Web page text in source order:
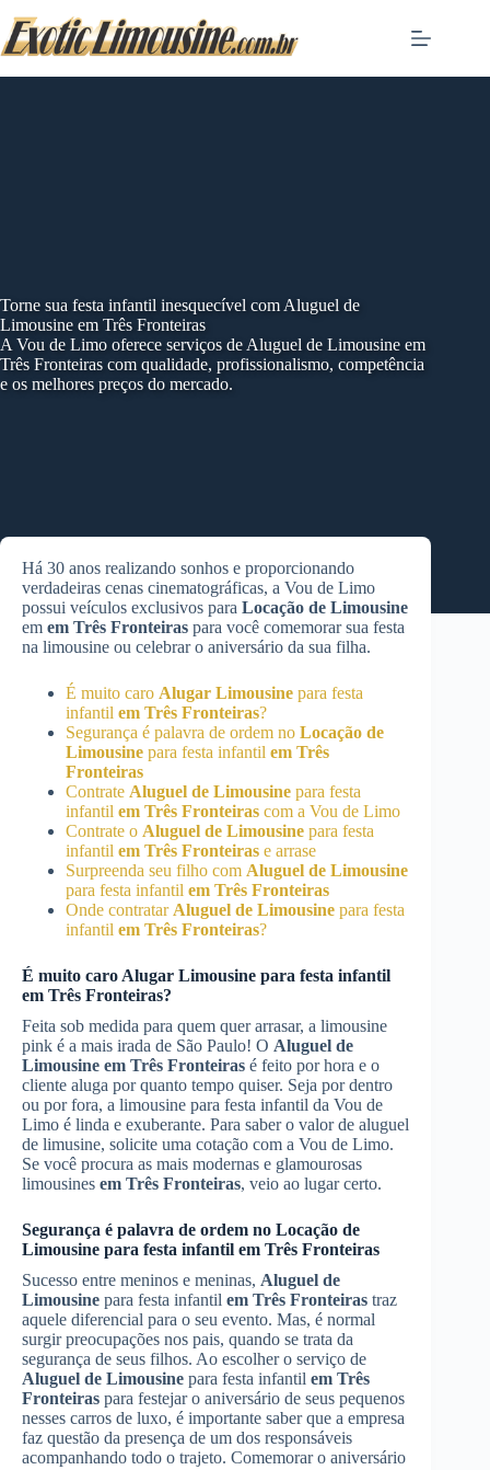
to
content
Torne sua festa infantil inesquecível com Aluguel de
Limousine em Três Fronteiras
A Vou de Limo oferece serviços de Aluguel de Limousine em
Três Fronteiras com qualidade, profissionalismo, competência
e os melhores preços do mercado.
Há 30 anos realizando sonhos e proporcionando
verdadeiras cenas cinematográficas, a Vou de Limo
possui veículos exclusivos para Locação de Limousine
em em Três Fronteiras para você comemorar sua festa
na limousine ou celebrar o aniversário da sua filha.
É muito caro Alugar Limousine para festa
infantil em Três Fronteiras?
Segurança é palavra de ordem no Locação de
Limousine para festa infantil em Três
Fronteiras
Contrate Aluguel de Limousine para festa
infantil em Três Fronteiras com a Vou de Limo
Contrate o Aluguel de Limousine para festa
infantil em Três Fronteiras e arrase
Surpreenda seu filho com Aluguel de Limousine
para festa infantil em Três Fronteiras
Onde contratar Aluguel de Limousine para festa
infantil em Três Fronteiras?
É muito caro Alugar Limousine para festa infantil
em Três Fronteiras?
Feita sob medida para quem quer arrasar, a limousine
pink é a mais irada de São Paulo! O Aluguel de
Limousine em Três Fronteiras é feito por hora e o
cliente aluga por quanto tempo quiser. Seja por dentro
ou por fora, a limousine para festa infantil da Vou de
Limo é linda e exuberante. Para saber o valor de aluguel
de limusine, solicite uma cotação com a Vou de Limo.
Se você procura as mais modernas e glamourosas
limousines em Três Fronteiras, veio ao lugar certo.
Segurança é palavra de ordem no Locação de
Limousine para festa infantil em Três Fronteiras
Sucesso entre meninos e meninas, Aluguel de
Limousine para festa infantil em Três Fronteiras traz
aquele diferencial para o seu evento. Mas, é normal
surgir preocupações nos pais, quando se trata da
segurança de seus filhos. Ao escolher o serviço de
Aluguel de Limousine para festa infantil em Três
Fronteiras para festejar o aniversário de seus pequenos
nesses carros de luxo, é importante saber que a empresa
faz questão da presença de um dos responsáveis
acompanhando todo o trajeto. Comemorar o aniversário